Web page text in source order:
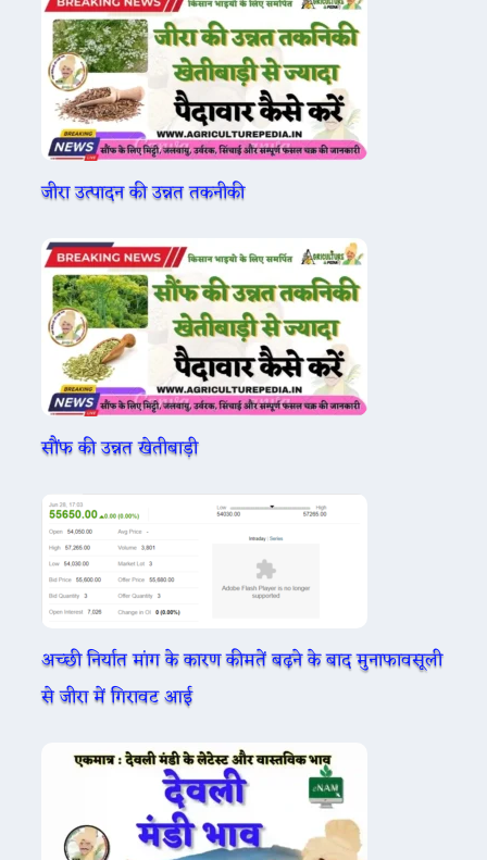
जीरा उत्पादन की उन्नत तकनीकी
सौंफ की उन्नत खेतीबाड़ी
अच्छी निर्यात मांग के कारण कीमतें बढ़ने के बाद मुनाफावसूली
से जीरा में गिरावट आई